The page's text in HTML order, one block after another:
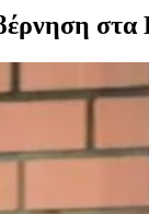
στα